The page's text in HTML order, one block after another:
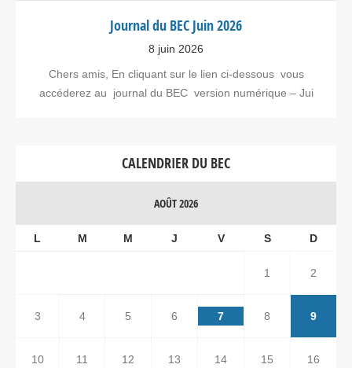
Journal du BEC Juin 2026
8 juin 2026
Chers amis, En cliquant sur le lien ci-dessous vous
accéderez au journal du BEC version numérique – Jui
CALENDRIER DU BEC
AOÛT 2026
L M M J V S D
1 2
3 4 5 6 7 8 9
10 11 12 13 14 15 16